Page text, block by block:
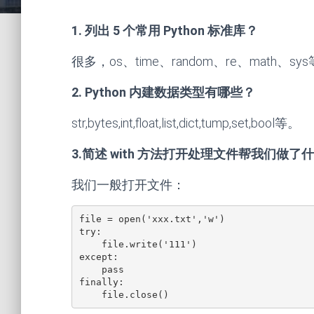
1. 列出 5 个常用 Python 标准库？
很多，os、time、random、re、math、sys
2. Python 内建数据类型有哪些？
str,bytes,int,float,list,dict,tump,set,bool等。
3.简述 with 方法打开处理文件帮我们做了
我们一般打开文件：
file = open('xxx.txt','w')
try:
except:
finally:
    file.close()